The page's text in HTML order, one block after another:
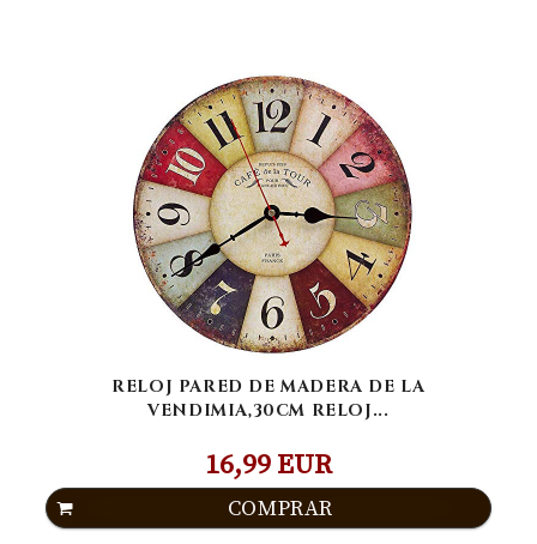
RELOJ PARED DE MADERA DE LA
VENDIMIA,30CM RELOJ...
16,99 EUR
COMPRAR